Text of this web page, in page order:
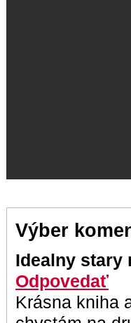
Výber
Idealny stary
Odpovedať
Krásna kniha